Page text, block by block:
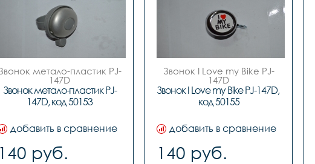
метало-пластик PJ-
147D
код. 50153
Звонок метало-пластик PJ-
147D, код 50153
добавить в сравнение
140 руб.
Звонок I Love my Bike PJ-
147D
код. 50155
Звонок I Love my Bike PJ-147D,
код 50155
добавить в сравнение
140 руб.